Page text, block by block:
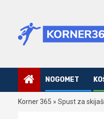
content
NOGOMET
Korner 365 » Spust za